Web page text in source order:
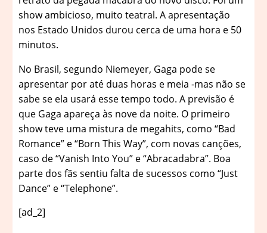
show ambicioso, muito teatral. A apresentação
nos Estado Unidos durou cerca de uma hora e 50
minutos.
No Brasil, segundo Niemeyer, Gaga pode se
apresentar por até duas horas e meia -mas não se
sabe se ela usará esse tempo todo. A previsão é
que Gaga apareça às nove da noite. O primeiro
show teve uma mistura de megahits, como “Bad
Romance” e “Born This Way”, com novas canções,
caso de “Vanish Into You” e “Abracadabra”. Boa
parte dos fãs sentiu falta de sucessos como “Just
Dance” e “Telephone”.
[ad_2]